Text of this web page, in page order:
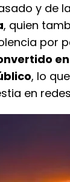
y de
, quien
por
, lo
en